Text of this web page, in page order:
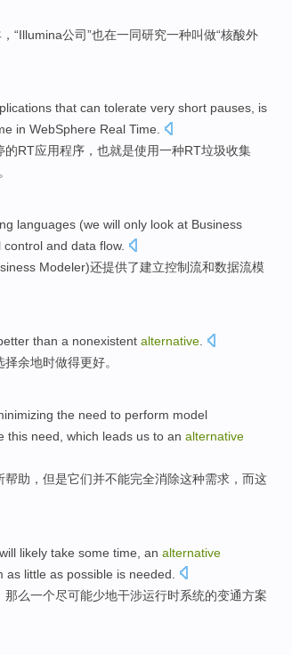
，“Illumina公司”也在一同研究一种叫做“核酸外
that can tolerate very short pauses, is
in WebSphere Real Time.
的RT应用程序，也就是使用一种RT垃圾收集
。
languages (we will only look at Business
control and data flow.
Modeler)还提供了建立控制流和数据流模
than a nonexistent alternative
择余地时做得更好。
the need to perform model
this need which leads us to an alternative
帮助 ， 但是它们并不能完全消除这种需求 ， 而这
will likely take some time an alternative
as little as possible is needed
那么一个尽可能少地干涉运行时系统的变通方案